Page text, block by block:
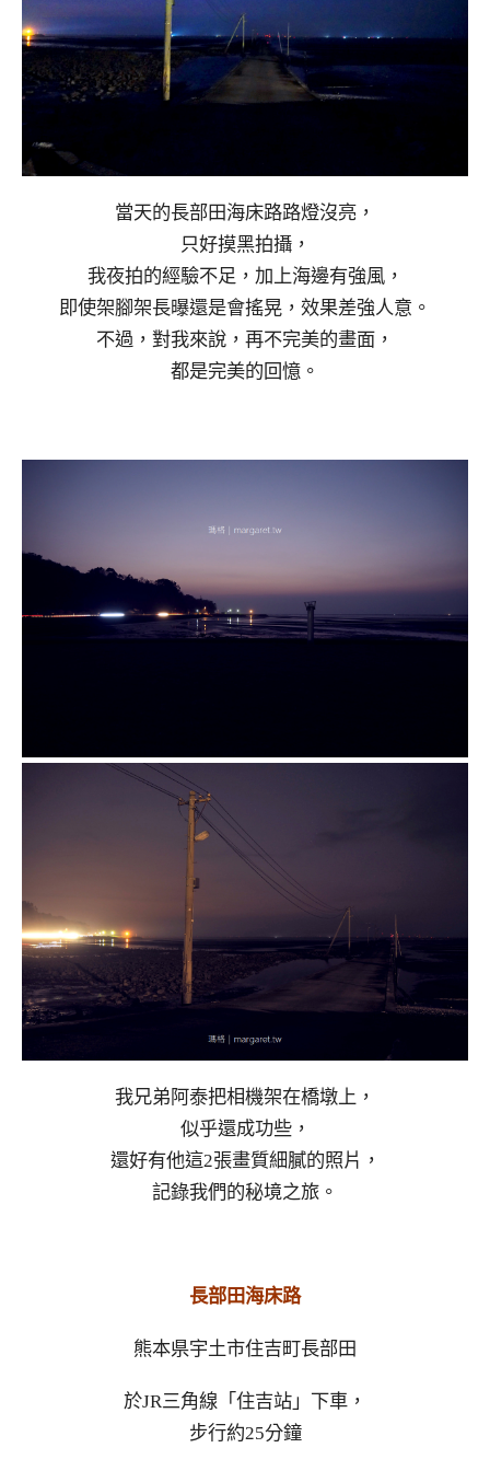
當天的長部田海床路路燈沒亮，
只好摸黑拍攝，
我夜拍的經驗不足，加上海邊有強風，
即使架腳架長曝還是會搖晃，效果差強人意。
不過，對我來說，再不完美的畫面，
都是完美的回憶。
我兄弟阿泰把相機架在橋墩上，
似乎還成功些，
還好有他這2張畫質細膩的照片，
記錄我們的秘境之旅。
長部田海床路
熊本県宇土市住吉町長部田
於JR三角線「住吉站」下車，
步行約25分鐘